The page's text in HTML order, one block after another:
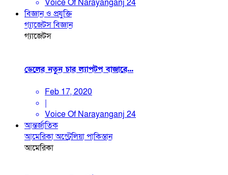
Voice Of Narayanganj 24
বিজ্ঞান ও প্রযুক্তি
গ্যাজেটসবিজ্ঞান
গ্যাজেটস
ডেলের নতুন চার ল্যাপটপ বাজারে...
Feb 17, 2020
|
Voice Of Narayanganj 24
আন্তর্জাতিক
আমেরিকাঅস্ট্রেলিয়াপাকিস্তান
আমেরিকা